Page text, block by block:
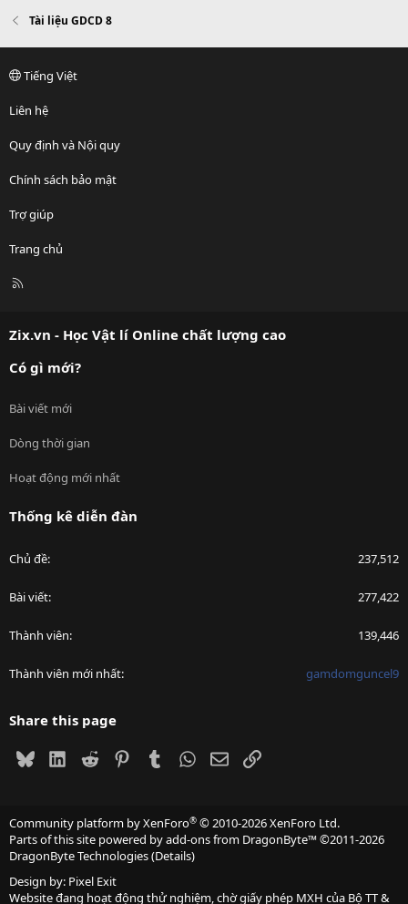
Tài liệu GDCD 8
Tiếng Việt
Liên hệ
Quy định và Nội quy
Chính sách bảo mật
Trợ giúp
Trang chủ
R
Zix.vn - Học Vật lí Online chất lượng cao
Có gì mới?
Bài viết mới
Dòng thời gian
Hoạt động mới nhất
Thống kê diễn đàn
Chủ đề 237,512
Bài viết 277,422
Thành viên 139,446
Thành viên mới nhất gamdomguncel9
Share this page
BlueskyLinkedIn
Reddit PinterestTumblrWhatsApp
EmailLink
Community platform by XenForo® © 2010-2026 XenForo Ltd.
Parts of this site powered byadd-ons from DragonByte™©2011-2026
DragonByte Technologies(Details)
Design by: Pixel Exit
Website đang hoạt động thử nghiệm, chờ giấy phép MXH của Bộ TT &